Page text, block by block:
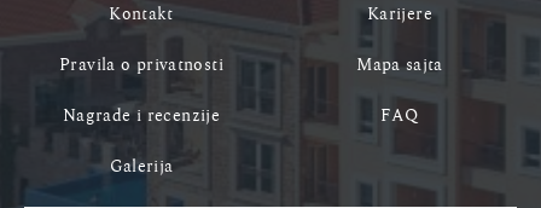
Kontakt
Karijere
Pravila o privatnosti
Mapa sajta
Nagrade i recenzije
FAQ
Galerija